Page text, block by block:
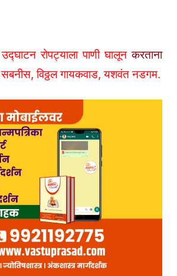
रोपट्याला पाणी घालून करताना
सबनीस, विठ्ठल गायकवाड, यशवंत नडगम.